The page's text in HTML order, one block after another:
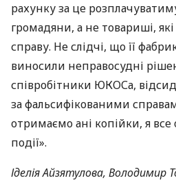
рахунку за це
громадяни, а не товариші,
справу. Не слідчі, що її
виносили неправосудні
співробітники ЮКОСа,
за фальсифікованими
отримаємо ані копійки, я
події».
Іделія Айзятулова, Володимир